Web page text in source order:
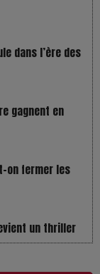
l’ère des